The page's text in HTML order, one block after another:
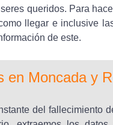
queridos. Para
llegar e inclusive
de este.
en Moncada y
del fallecimiento